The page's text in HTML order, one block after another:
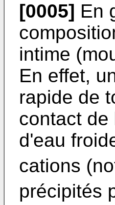
[0005] En
intime
En effet,
rapide de
contact de
d'eau
cations
précipités